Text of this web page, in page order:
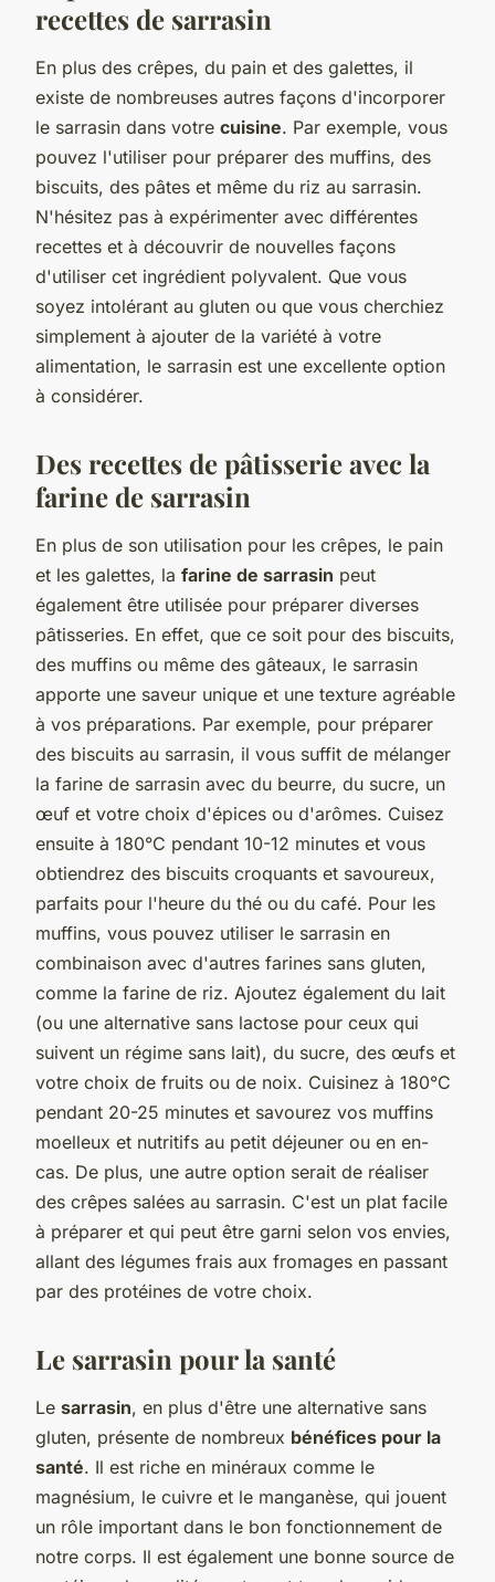
recettes de sarrasin
En plus des crêpes, du pain et des galettes, il
existe de nombreuses autres façons d'incorporer
le sarrasin dans votre cuisine. Par exemple, vous
pouvez l'utiliser pour préparer des muffins, des
biscuits, des pâtes et même du riz au sarrasin.
N'hésitez pas à expérimenter avec différentes
recettes et à découvrir de nouvelles façons
d'utiliser cet ingrédient polyvalent. Que vous
soyez intolérant au gluten ou que vous cherchiez
simplement à ajouter de la variété à votre
alimentation, le sarrasin est une excellente option
à considérer.
Des recettes de pâtisserie avec la
farine de sarrasin
En plus de son utilisation pour les crêpes, le pain
et les galettes, la farine de sarrasin peut
également être utilisée pour préparer diverses
pâtisseries. En effet, que ce soit pour des biscuits,
des muffins ou même des gâteaux, le sarrasin
apporte une saveur unique et une texture agréable
à vos préparations. Par exemple, pour préparer
des biscuits au sarrasin, il vous suffit de mélanger
la farine de sarrasin avec du beurre, du sucre, un
œuf et votre choix d'épices ou d'arômes. Cuisez
ensuite à 180°C pendant 10-12 minutes et vous
obtiendrez des biscuits croquants et savoureux,
parfaits pour l'heure du thé ou du café. Pour les
muffins, vous pouvez utiliser le sarrasin en
combinaison avec d'autres farines sans gluten,
comme la farine de riz. Ajoutez également du lait
(ou une alternative sans lactose pour ceux qui
suivent un régime sans lait), du sucre, des œufs et
votre choix de fruits ou de noix. Cuisinez à 180°C
pendant 20-25 minutes et savourez vos muffins
moelleux et nutritifs au petit déjeuner ou en en-
cas. De plus, une autre option serait de réaliser
des crêpes salées au sarrasin. C'est un plat facile
à préparer et qui peut être garni selon vos envies,
allant des légumes frais aux fromages en passant
par des protéines de votre choix.
Le sarrasin pour la santé
Le sarrasin, en plus d'être une alternative sans
gluten, présente de nombreux bénéfices pour la
santé. Il est riche en minéraux comme le
magnésium, le cuivre et le manganèse, qui jouent
un rôle important dans le bon fonctionnement de
notre corps. Il est également une bonne source de